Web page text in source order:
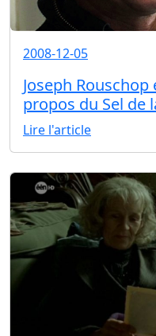
2008-12-05
Joseph Rouschop
propos du Sel de
Lire l'article